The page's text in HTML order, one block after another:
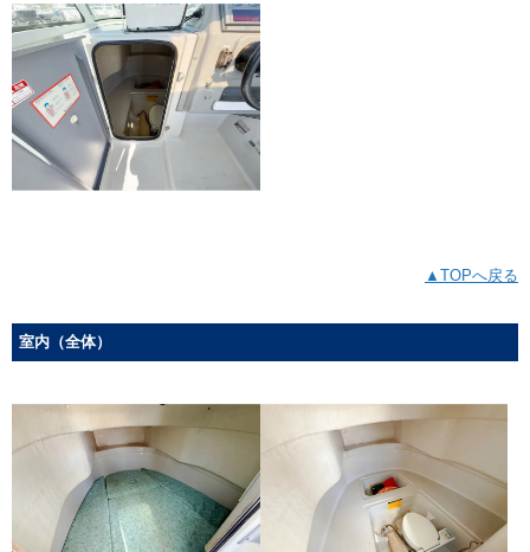
▲TOPへ戻る
室内（全体）